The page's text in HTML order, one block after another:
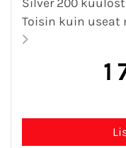
Silver 200
Toisin kuin
1